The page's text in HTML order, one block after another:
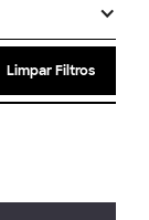
Limpar Filtros